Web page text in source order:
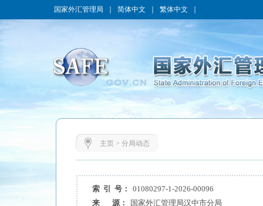
国家外汇管理局 简体中文 繁体中文
主页> 分局动态
索 引 号：
01080297-1-2026-00096
来 源：
国家外汇管理局汉中市分局